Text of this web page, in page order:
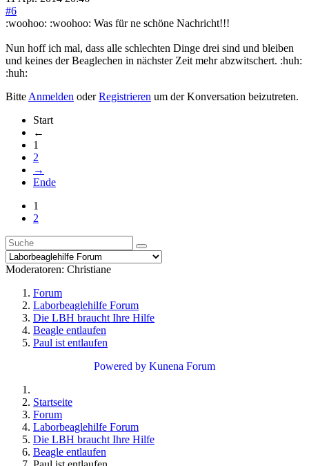
#6
:woohoo: :woohoo: Was für ne schöne Nachricht!!!
Nun hoff ich mal, dass alle schlechten Dinge drei sind und bleiben
und keines der Beaglechen in nächster Zeit mehr abzwitschert. :huh:
:huh:
Bitte Anmelden oderRegistrieren um der Konversation beizutreten.
Start
←
1
2
→
Ende
1
2
Moderatoren: Christiane
Forum
Laborbeaglehilfe Forum
Die LBH braucht Ihre Hilfe
Beagle entlaufen
Paul ist entlaufen
Powered by Kunena Forum
Startseite
Forum
Laborbeaglehilfe Forum
Die LBH braucht Ihre Hilfe
Beagle entlaufen